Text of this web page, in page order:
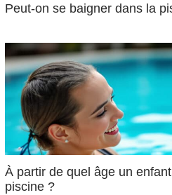
Peut-on se baigner dans la
À partir de quel âge un
piscine ?